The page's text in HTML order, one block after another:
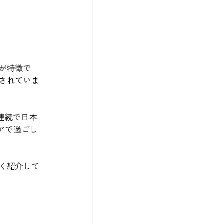
特徴で
れていま
続で日本
で過ごし
紹介して